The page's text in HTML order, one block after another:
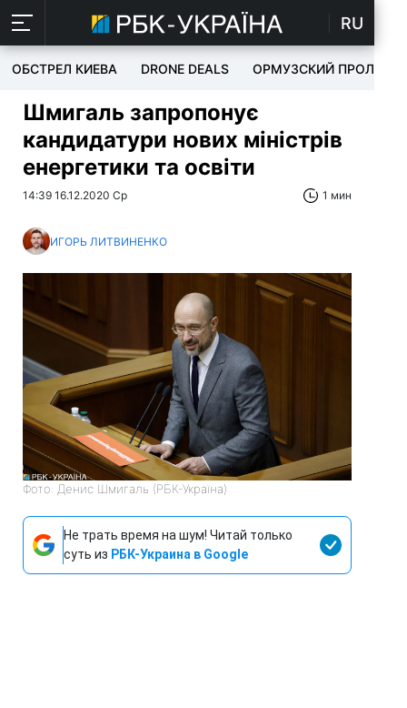
RU
ОБСТРЕЛ КИЕВА DRONE DEALS ОРМУЗСКИЙ ПРОЛИВ
Шмигаль запропонує
кандидатури нових міністрів
енергетики та освіти
14:39 16.12.2020 Ср 1 мин
ИГОРЬ ЛИТВИНЕНКО
Фото: Денис Шмигаль (РБК-Україна)
Не трать время на шум! Читай только
суть из РБК-Украина в Google